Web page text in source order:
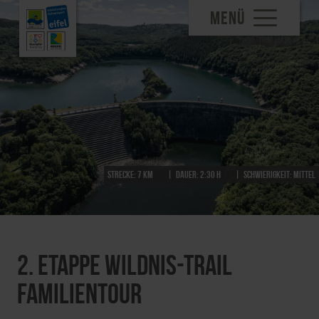
MENÜ
Strecke:7 km Dauer: 2:30 h Schwierigkeit: mittel
2. Etappe Wildnis-Trail
Familientour